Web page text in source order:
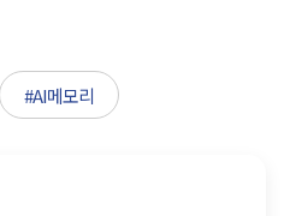
#AI메모리